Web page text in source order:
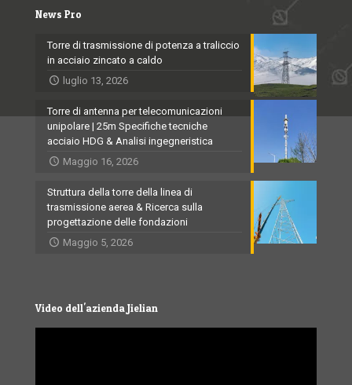
News Pro
Torre di trasmissione di potenza a traliccio
in acciaio zincato a caldo
luglio 13, 2026
Torre di antenna per telecomunicazioni
unipolare | 25m Specifiche tecniche
acciaio HDG & Analisi ingegneristica
Maggio 16, 2026
Struttura della torre della linea di
trasmissione aerea & Ricerca sulla
progettazione delle fondazioni
Maggio 5, 2026
Video dell'azienda Jielian